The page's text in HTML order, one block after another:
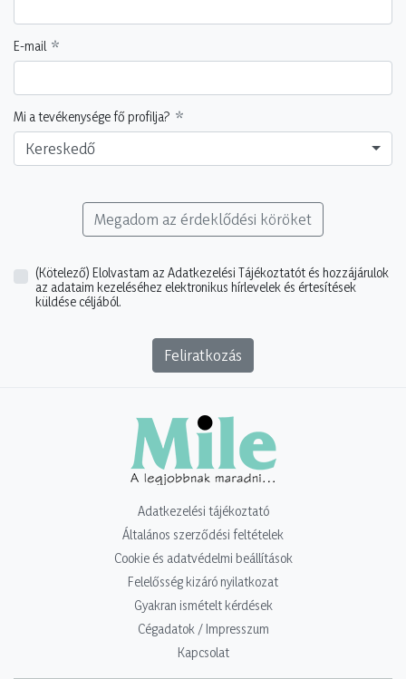
E-mail
Mi a tevékenysége fő profilja?
Kereskedő
Megadom az érdeklődési köröket
(Kötelező) Elolvastam az Adatkezelési Tájékoztatót és hozzájárulok
az adataim kezeléséhez elektronikus hírlevelek és értesítések
küldése céljából.
Feliratkozás
Adatkezelési tájékoztató
Általános szerződési feltételek
Cookie és adatvédelmi beállítások
Felelősség kizáró nyilatkozat
Gyakran ismételt kérdések
Cégadatok / Impresszum
Kapcsolat